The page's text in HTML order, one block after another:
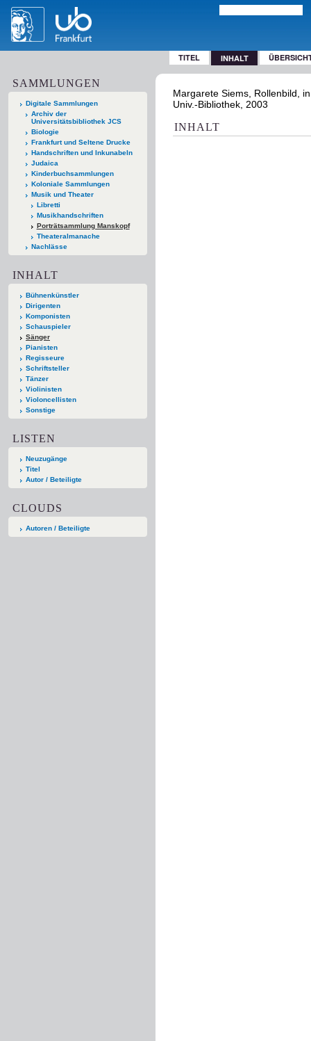
TITEL INHALT
SAMMLUNGEN
Digitale Sammlungen
Archiv der
Universitätsbibliothek JCS
Biologie
Frankfurt und Seltene Drucke
Handschriften und Inkunabeln
Judaica
Kinderbuchsammlungen
Koloniale Sammlungen
Musik und Theater
Libretti
Musikhandschriften
Porträtsammlung Manskopf
Theateralmanache
Nachlässe
INHALT
Bühnenkünstler
Dirigenten
Komponisten
Schauspieler
Sänger
Pianisten
Regisseure
Schriftsteller
Tänzer
Violinisten
Violoncellisten
Sonstige
LISTEN
Neuzugänge
Titel
Autor / Beteiligte
CLOUDS
Autoren / Beteiligte
Margarete Siems, Rollenbild,
Univ.-Bibliothek, 2003
INHALT